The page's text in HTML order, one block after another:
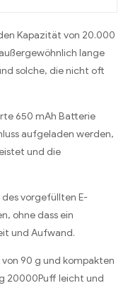
Kapazität von 20.000
lange
solche, die nicht oft
650 mAh Batterie
aufgeladen werden,
und die
vorgefüllten E-
ohne dass ein
und Aufwand.
90 g und kompakten
20000Puff leicht und